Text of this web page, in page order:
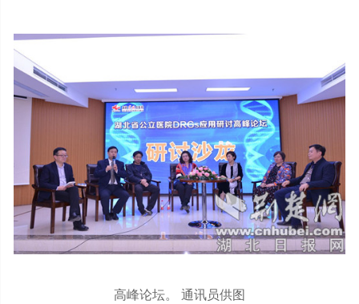
高峰论坛。 通讯员供图